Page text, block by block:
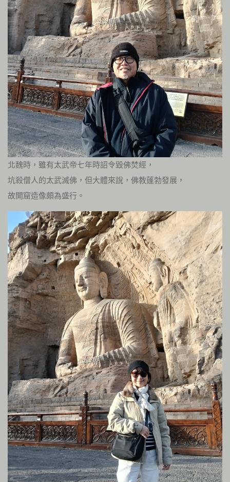
北魏時，雖有太武帝七年時詔令毀佛焚經，
坑殺僧人的太武滅佛，但大體來說，佛教蓬勃發展，
故開窟造像頗為盛行。